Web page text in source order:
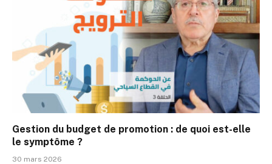
Gestion du budget de promotion : de quoi est-elle
le symptôme ?
30 mars 2026